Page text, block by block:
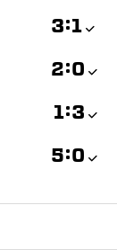
:
:
:
: